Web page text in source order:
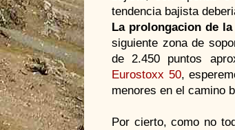
tendencia bajista
La prolongacion de
siguiente zona de
de 2.450 puntos
Eurostoxx 50,
menores en el camino
Por cierto, como no